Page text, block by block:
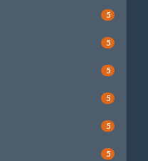
5
5
5
5
5
5